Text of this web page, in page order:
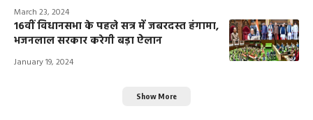
March 23, 2024
16वीं विधानसभा के पहले सत्र में जबरदस्त हंगामा,
भजनलाल सरकार करेगी बड़ा ऐलान
January 19, 2024
Show More